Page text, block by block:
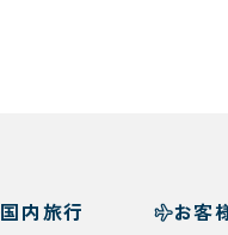
国内旅行 お客